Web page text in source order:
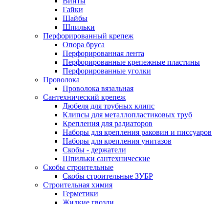
Гайки
Шайбы
Шпильки
Перфорированный крепеж
Опора бруса
Перфорированная лента
Перфорированные крепежные пластины
Перфорированные уголки
Проволока
Проволока вязальная
Сантехнический крепеж
Дюбеля для трубных клипс
Клипсы для металлопластиковых труб
Крепления для радиаторов
Наборы для крепления раковин и писсуаров
Наборы для крепления унитазов
Скобы - держатели
Шпильки сантехнические
Скобы строительные
Скобы строительные ЗУБР
Строительная химия
Герметики
Жидкие гвозди